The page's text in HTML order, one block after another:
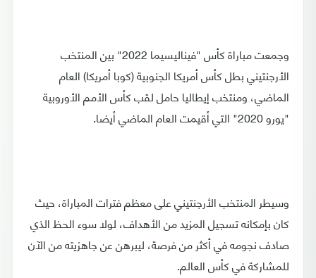
وجمعت مباراة كأس "فيناليسيما 2022" بين المنتخب
الأرجنتيني بطل كأس أمريكا الجنوبية (كوبا أمريكا) العام
الماضي، ومنتخب إيطاليا حامل لقب كأس الأمم الأوروبية
"يورو 2020" التي أقيمت العام الماضي أيضا.
وسيطر المنتخب الأرجنتيني على معظم فترات المباراة، حيث
كان بإمكانه تسجيل المزيد من الأهداف، لولا سوء الحظ الذي
صادف نجومه في أكثر من فرصة، ليبرهن عن جاهزيته من الآن
للمشاركة في كأس العالم.